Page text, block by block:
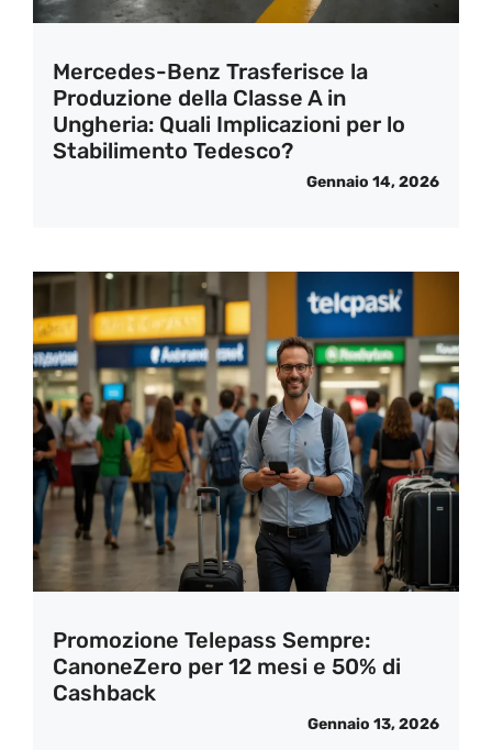
Mercedes-Benz Trasferisce la
Produzione della Classe A in
Ungheria: Quali Implicazioni per lo
Stabilimento Tedesco?
Gennaio 14, 2026
Promozione Telepass Sempre:
CanoneZero per 12 mesi e 50% di
Cashback
Gennaio 13, 2026